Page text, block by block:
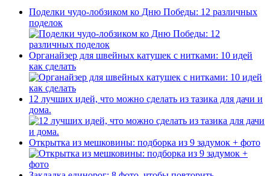
Поделки чудо-лобзиком ко Дню Победы: 12 различных
поделок
Органайзер для швейных катушек с нитками: 10 идей
как сделать
12 лучших идей, что можно сделать из тазика для дачи и
дома.
Открытка из мешковины: подборка из 9 задумок + фото